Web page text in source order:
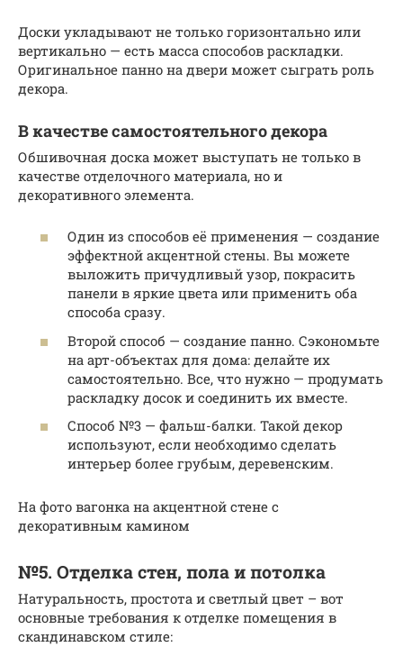
Доски укладывают не только горизонтально или
вертикально — есть масса способов раскладки.
Оригинальное панно на двери может сыграть роль
декора.
В качестве самостоятельного декора
Обшивочная доска может выступать не только в
качестве отделочного материала, но и
декоративного элемента.
Один из способов её применения — создание
эффектной акцентной стены. Вы можете
выложить причудливый узор, покрасить
панели в яркие цвета или применить оба
способа сразу.
Второй способ — создание панно. Сэкономьте
на арт-объектах для дома: делайте их
самостоятельно. Все, что нужно — продумать
раскладку досок и соединить их вместе.
Способ №3 — фальш-балки. Такой декор
используют, если необходимо сделать
интерьер более грубым, деревенским.
На фото вагонка на акцентной стене с
декоративным камином
№5. Отделка стен, пола и потолка
Натуральность, простота и светлый цвет – вот
основные требования к отделке помещения в
скандинавском стиле: